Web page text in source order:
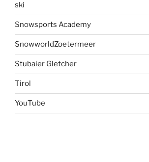
ski
Snowsports Academy
SnowworldZoetermeer
Stubaier Gletcher
Tirol
YouTube